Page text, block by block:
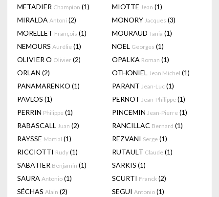
METADIER Champion (1) MIOTTE Jean (1)
MIRALDA Antoni (2) MONORY Jacques (3)
MORELLET François (1) MOURAUD Tania (1)
NEMOURS Aurélie (1) NOEL Georges (1)
OLIVIER O Olivier (2) OPALKA Roman (1)
ORLAN (2) OTHONIEL Jean Michel (1)
PANAMARENKO (1) PARANT Jean-Luc (1)
PAVLOS (1) PERNOT Jean-Philippe (1)
PERRIN Philippe (1) PINCEMIN Jean-Pierre (1)
RABASCALL Juan (2) RANCILLAC Bernard (1)
RAYSSE Martial (1) REZVANI Serge (1)
RICCIOTTI Rudy (1) RUTAULT Claude (1)
SABATIER Benjamin (1) SARKIS (1)
SAURA Antonio (1) SCURTI Franck (2)
SÉCHAS Alain (2) SEGUI Antonio (1)